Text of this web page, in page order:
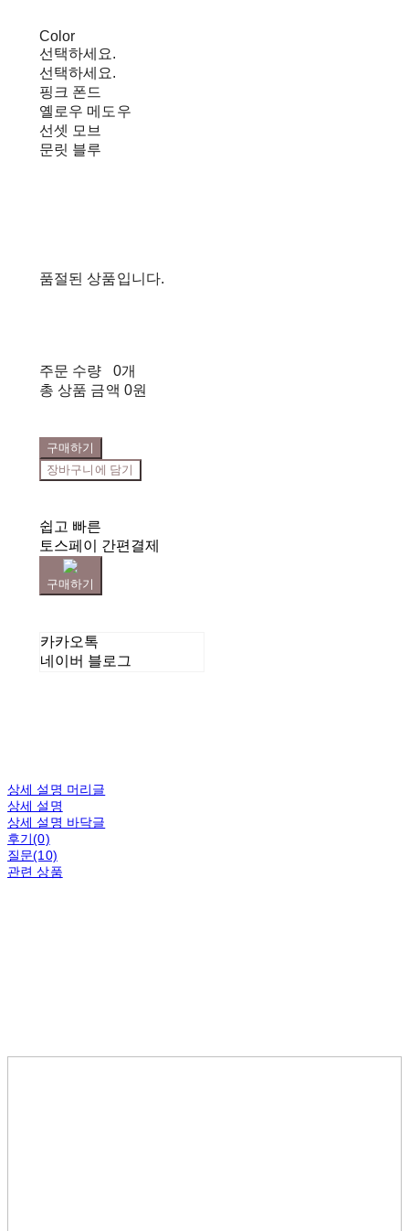
Color
선택하세요.
선택하세요.
핑크 폰드
옐로우 메도우
선셋 모브
문릿 블루
품절된 상품입니다.
주문 수량
0개
총 상품 금액 0원
구매하기
장바구니에 담기
쉽고 빠른
토스페이 간편결제
구매하기
카카오톡
네이버 블로그
상세 설명 머리글
상세 설명
상세 설명 바닥글
후기(0)
질문(10)
관련 상품